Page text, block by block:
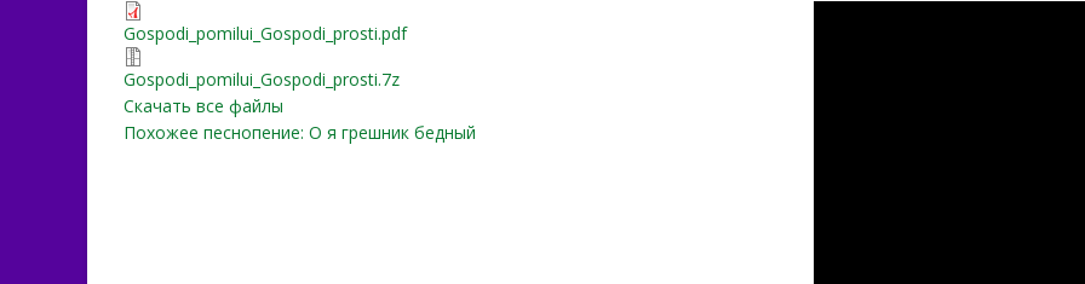
Gospodi_pomilui_Gospodi_prosti.pdf
Gospodi_pomilui_Gospodi_prosti.pdf
Gospodi_pomilui_Gospodi_prosti.7z
Gospodi_pomilui_Gospodi_prosti.7z
Скачать все файлы
Похожее песнопение: О я грешник бедный